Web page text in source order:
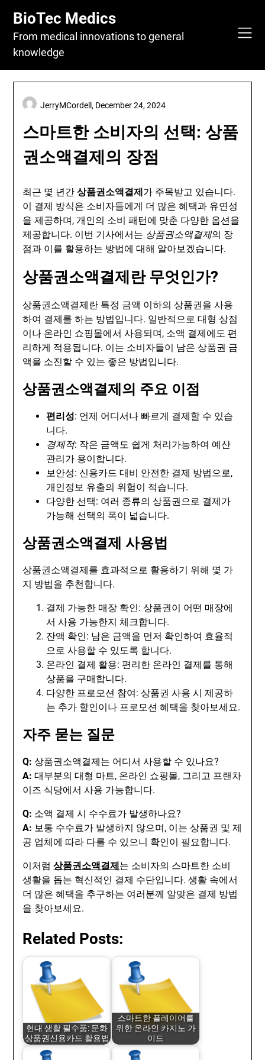
content
BioTec Medics
From medical innovations to general
knowledge
스마트한 소비자의 선택: 상품
권소액결제의 장점
JerryMCordell, December 24, 2024
최근 몇 년간상품권소액결제가 주목받고 있습니다.
이 결제 방식은 소비자들에게 더 많은 혜택과 유연성
을 제공하며, 개인의 소비 패턴에 맞춘 다양한 옵션을
제공합니다. 이번 기사에서는 상품권소액결제의 장
점과 이를 활용하는 방법에 대해 알아보겠습니다.
상품권소액결제란 무엇인가?
상품권소액결제란 특정 금액 이하의 상품권을 사용
하여 결제를 하는 방법입니다. 일반적으로 대형 상점
이나 온라인 쇼핑몰에서 사용되며, 소액 결제에도 편
리하게 적용됩니다. 이는 소비자들이 남은 상품권 금
액을 소진할 수 있는 좋은 방법입니다.
상품권소액결제의 주요 이점
편리성: 언제 어디서나 빠르게 결제할 수 있습
니다.
경제적: 작은 금액도 쉽게 처리가능하여 예산
관리가 용이합니다.
보안성: 신용카드 대비 안전한 결제 방법으로,
개인정보 유출의 위험이 적습니다.
다양한 선택: 여러 종류의 상품권으로 결제가
가능해 선택의 폭이 넓습니다.
상품권소액결제 사용법
상품권소액결제를 효과적으로 활용하기 위해 몇 가
지 방법을 추천합니다.
결제 가능한 매장 확인: 상품권이 어떤 매장에
서 사용 가능한지 체크합니다.
잔액 확인: 남은 금액을 먼저 확인하여 효율적
으로 사용할 수 있도록 합니다.
온라인 결제 활용: 편리한 온라인 결제를 통해
상품을 구매합니다.
다양한 프로모션 참여: 상품권 사용 시 제공하
는 추가 할인이나 프로모션 혜택을 찾아보세요.
자주 묻는 질문
Q: 상품권소액결제는 어디서 사용할 수 있나요?
A: 대부분의 대형 마트, 온라인 쇼핑몰, 그리고 프랜차
이즈 식당에서 사용 가능합니다.
Q: 소액 결제 시 수수료가 발생하나요?
A: 보통 수수료가 발생하지 않으며, 이는 상품권 및 제
공 업체에 따라 다를 수 있으니 확인이 필요합니다.
이처럼상품권소액결제는 소비자의 스마트한 소비
생활을 돕는 혁신적인 결제 수단입니다. 생활 속에서
더 많은 혜택을 추구하는 여러분께 알맞은 결제 방법
을 찾아보세요.
Related Posts:
현대 생활 필수품: 문화
상품권신용카드 활용법
스마트한 플레이어를
위한 온라인 카지노 가
이드